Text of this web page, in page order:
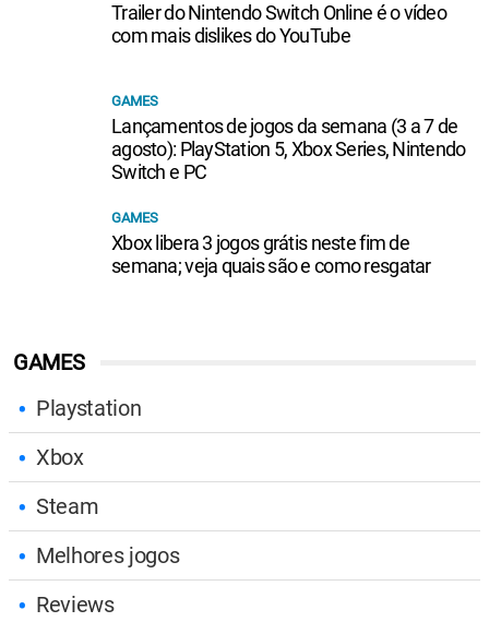
GAMES
Playstation
Xbox
Steam
Melhores jogos
Reviews
Trailer do Nintendo Switch Online é o vídeo
com mais dislikes do YouTube
GAMES
Lançamentos de jogos da semana (3 a 7 de
agosto): PlayStation 5, Xbox Series, Nintendo
Switch e PC
GAMES
Xbox libera 3 jogos grátis neste fim de
semana; veja quais são e como resgatar